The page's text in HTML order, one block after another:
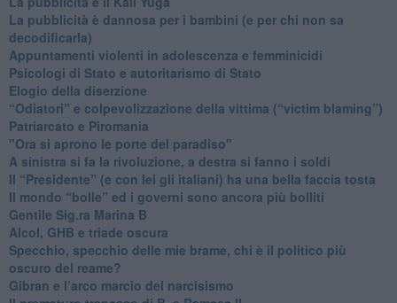
​La pubblicità è dannosa per i bambini (e per chi non sa
decodificarla)
​Appuntamenti violenti in adolescenza e femminicidi
​Psicologi di Stato e autoritarismo di Stato
Elogio della diserzione
“Odiatori” e colpevolizzazione della vittima (“victim blaming”)
​Patriarcato e Piromania
"Ora si aprono le porte del paradiso"
​A sinistra si fa la rivoluzione, a destra si fanno i soldi
​Il “Presidente” (e con lei gli italiani) ha una bella faccia tosta
​Il mondo “bolle” ed i governi sono ancora più bolliti
​Gentile Sig.ra Marina B
​Alcol, GHB e triade oscura
​Specchio, specchio delle mie brame, chi è il politico più
oscuro del reame?
​Gibran e l’arco marcio del narcisismo